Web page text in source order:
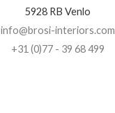
5928 RB Venlo
info@brosi-interiors.com
+31 (0)77 - 39 68 499